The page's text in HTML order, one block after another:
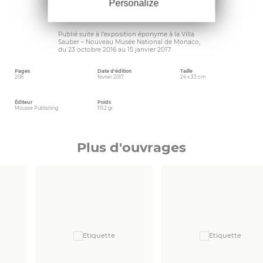
différentes (jaune, vert, rouge, bleu, rose),
Publié suite à l’exposition éponyme à la Villa
Sauber – Nouveau Musée National de Monaco,
du 23 octobre 2016 au 15 janvier 2017.
Pages
208
Date d'édition
février 2017
Taille
24 x 33 cm
Éditeur
Mousse Publishing
Poids
1152 gr
Plus d'ouvrages
Personalize